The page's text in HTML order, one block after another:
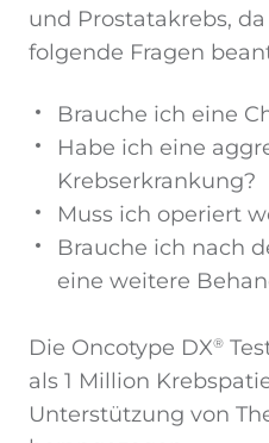
und Prostatakrebs,
folgende Fragen
Brauche ich eine
Habe ich eine
Krebserkrankung?
Muss ich operiert
Brauche ich nach
eine weitere
Die Oncotype DX®
als 1 Million
Unterstützung von